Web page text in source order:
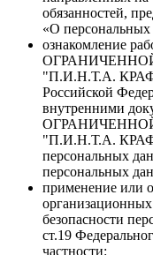
обязанностей,
«О
ознакомление
"П.И.Н.Т.А.
Российской
внутренними
"П.И.Н.Т.А.
персональных
персональных
применение или
безопасности
ст.19
частности: